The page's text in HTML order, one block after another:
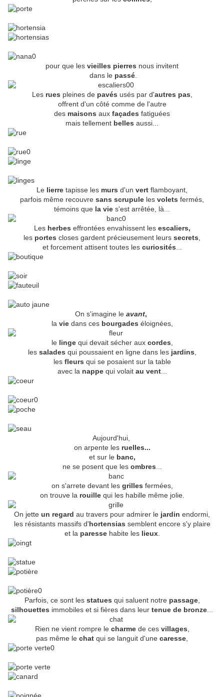
pour que les vieilles pierres nous invitent
dans le passé.
Les rues pleines de pavés usés par d'autres pas
offrent d'un côté comme de l'autre
des maisons aux façades fatiguées
mais tellement belles aussi...
Le lierre tapisse les murs d'un vert flamboyant,
parfois même recouvre sans scrupule les volets fermés,
témoins que la vie s'est arrêtée, là...
Les herbes effrontées envahissent les escaliers,
les portes closes gardent précieusement leurs secrets
et forcement attisent toutes les curiosités
On s'imagine le avant,
la viedans cesbourgades éloignées,
le lingequi devait sécher aux cordes
les salades qui poussaient en ligne dans lesjardins
les fleurs qui se posaient sur la table
avec la nappequi volait au vent...
Aujourd'hui,
on arpente lesruelles...
et sur lebanc,
ne se posent que les ombres
on s'arrete devant les grilles fermées,
on trouve la rouillequi les habille même jolie.
On jette un regard au travers pour admirer le jardin endormi,
les résistants massifs d'hortensias semblent encore s'y plaire
et la paressehabite les lieux.
Parfois, ce sont les statues qui saluent notrepassage,
silhouettes immobiles et si fières dans leur tenue de bronze
Rien ne vient rompre le charmede cesvillages
pas même le chat qui se languit d'une caresse